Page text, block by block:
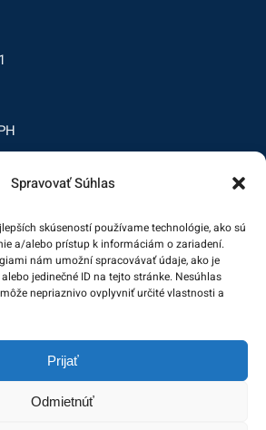
Spravovať Súhlas
skúseností používame technológie, ako sú
a/alebo prístup k informáciám o zariadení.
nám umožní spracovávať údaje, ako je
jedinečné ID na tejto stránke. Nesúhlas
nepriaznivo ovplyvniť určité vlastnosti a
Prijať
Odmietnúť
údajov
osobných údajov
na uplatnenie jej práv
ochranu osobných údajov: